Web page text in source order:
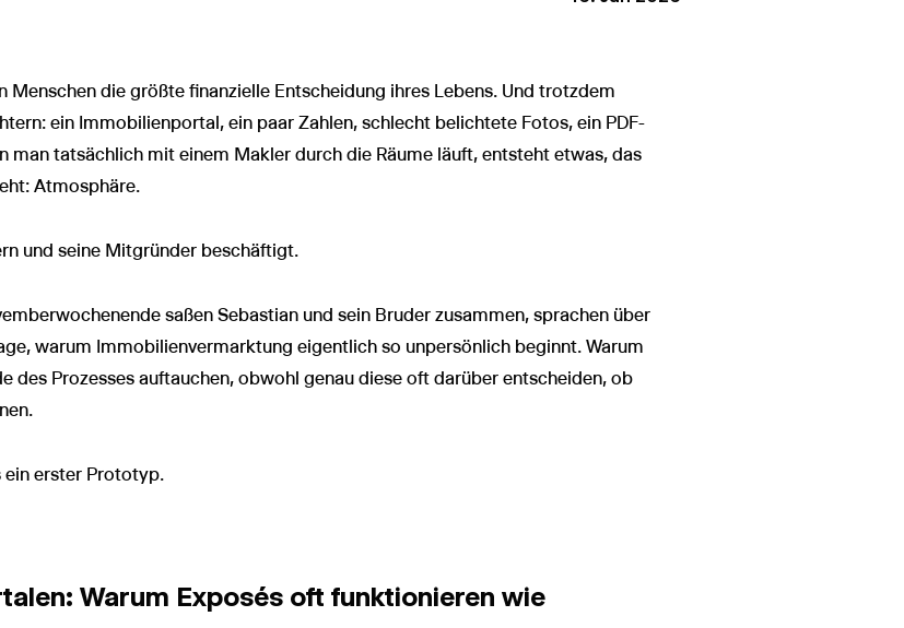
Menschen die größte finanzielle Entscheidung ihres Lebens. Und trotzdem
ein Immobilienportal, ein paar Zahlen, schlecht belichtete Fotos, ein PDF-
man tatsächlich mit einem Makler durch die Räume läuft, entsteht etwas, das
Atmosphäre.
und seine Mitgründer beschäftigt.
saßen Sebastian und sein Bruder zusammen, sprachen über
warum Immobilienvermarktung eigentlich so unpersönlich beginnt. Warum
des Prozesses auftauchen, obwohl genau diese oft darüber entscheiden, ob
ein erster Prototyp.
Warum Exposés oft funktionieren wie